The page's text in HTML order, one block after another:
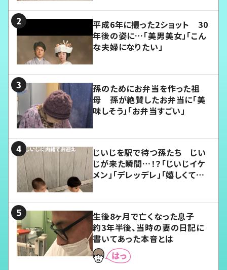
平成6年に撮った2ショット 30
年後の姿に…「美男美女」「こん
な夫婦になりたい」
孫のためにお弁当を作った祖
母 孫が絶賛したお弁当に「美
味しそう」「お弁当すごい」
じいじを駅で待つ孫たち じい
じが来た瞬間…！？「じいじイケ
メン」「デレッデレ」「嬉しくて可
生後8ヶ月で亡くなった息子
約3年半後、当時の妻の日記に
書いてあった本音とは